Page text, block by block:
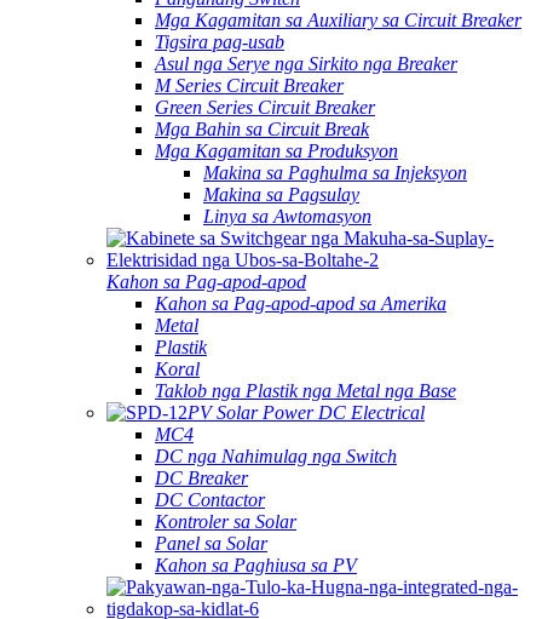
Mga Kagamitan sa Auxiliary sa Circuit Breaker
Tigsira pag-usab
Asul nga Serye nga Sirkito nga Breaker
M Series Circuit Breaker
Green Series Circuit Breaker
Mga Bahin sa Circuit Break
Mga Kagamitan sa Produksyon
Makina sa Paghulma sa Injeksyon
Makina sa Pagsulay
Linya sa Awtomasyon
Kahon sa Pag-apod-apod
Kahon sa Pag-apod-apod sa Amerika
Metal
Plastik
Koral
Taklob nga Plastik nga Metal nga Base
PV Solar Power DC Electrical
MC4
DC nga Nahimulag nga Switch
DC Breaker
DC Contactor
Kontroler sa Solar
Panel sa Solar
Kahon sa Paghiusa sa PV